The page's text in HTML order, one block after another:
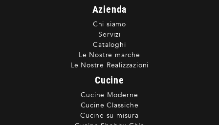
Azienda
Chi siamo
Servizi
Cataloghi
Le Nostre marche
Le Nostre Realizzazioni
Cucine
Cucine Moderne
Cucine Classiche
Cucine su misura